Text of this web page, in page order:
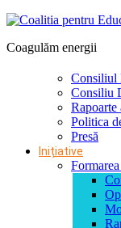
Coagulăm energii
Consiliul
Consiliu
Rapoarte
Politica
Presă
Inițiative